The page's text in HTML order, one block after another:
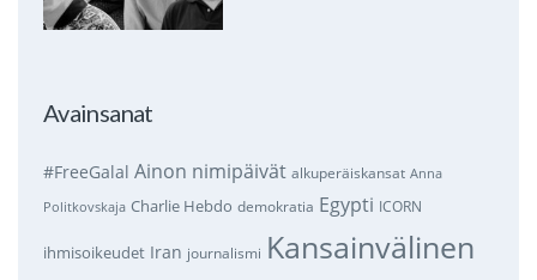
Avainsanat
#FreeGalal Ainon nimipäivät alkuperäiskansat Anna
Politkovskaja Charlie Hebdo demokratia Egypti ICORN
ihmisoikeudet Iran journalismi Kansainvälinen